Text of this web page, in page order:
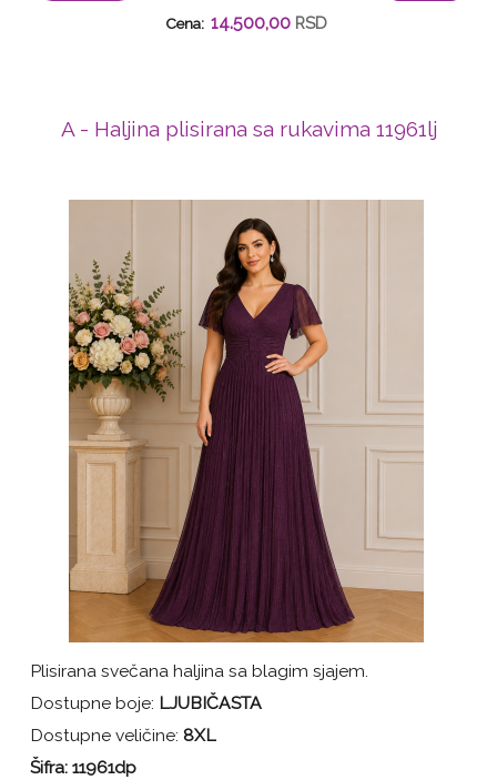
Cena: 14.500,00 RSD
A - Haljina plisirana sa rukavima 11961lj
Plisirana svečana haljina sa blagim sjajem.
Dostupne boje: LJUBIČASTA
Dostupne veličine: 8XL
Šifra:11961dp